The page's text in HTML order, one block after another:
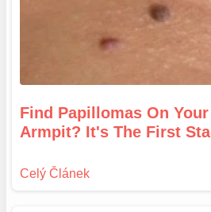
Find Papillomas On
Armpit? It's The First